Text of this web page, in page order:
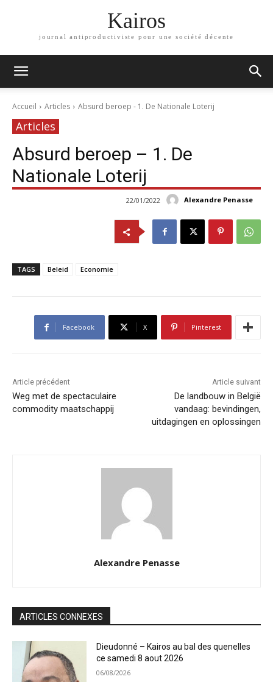
Kairos
journal antiproductiviste pour une société décente
Accueil Articles Absurd beroep - 1. De Nationale Loterij
Articles
Absurd beroep – 1. De
Nationale Loterij
Alexandre Penasse
22/01/2022
TAGS Beleid Economie
Facebook X Pinterest
Article précédent
Weg met de spectaculaire
commodity maatschappij
Article suivant
De landbouw in België
vandaag: bevindingen,
uitdagingen en oplossingen
Alexandre Penasse
ARTICLES CONNEXES
Dieudonné – Kairos au bal des quenelles
ce samedi 8 aout 2026
06/08/2026